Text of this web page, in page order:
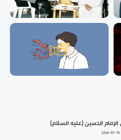
الحسين (عليه السلام)
2026-07-01